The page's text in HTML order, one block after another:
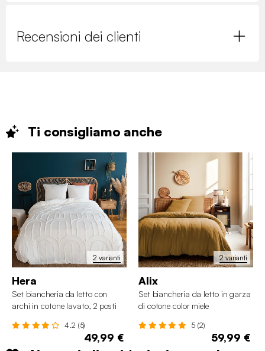
Recensioni dei clienti
Ti consigliamo anche
2 varianti
Hera
Set biancheria da letto con
archi in cotone lavato, 2 posti
4.2 (5)
49,99 €
2 varianti
Alix
Set biancheria da letto in garza
di cotone color miele
5 (2)
59,99 €